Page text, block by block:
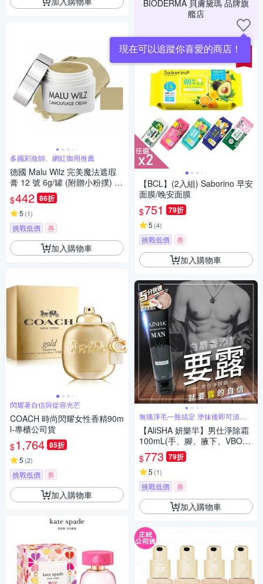
多國彩妝師、網紅御用推薦
德國 Malu Wilz 完美魔法遮瑕
膏 12 號 6g/罐 (附贈小粉撲) #1
2 適合校正泛紅肌膚、遮蓋痘疤
$442 86折
5 (1)
挑戰低價 券
加入購物車
閃耀著自信與從容光芒
COACH 時尚閃耀女性香精90m
l-專櫃公司貨
$1,764 85折
5 (2)
挑戰低價 券
加入購物車
BIODERMA 貝膚黛瑪 品牌旗
艦店
現在可以追蹤你喜愛的商店！
【BCL】(2入組) Saborino 早安
面膜/晚安面膜
$751 79折
5 (4)
挑戰低價 券
加入購物車
無痛淨毛一瓶搞定 塗抹後即可清除
惱人毛髮
【AliSHA 妍樂羋】男仕淨除霜
100mL(手、腳、腋下、VBO可
用)
$773 79折
5 (1)
挑戰低價 券
加入購物車